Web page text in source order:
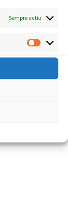
Sempre actiu